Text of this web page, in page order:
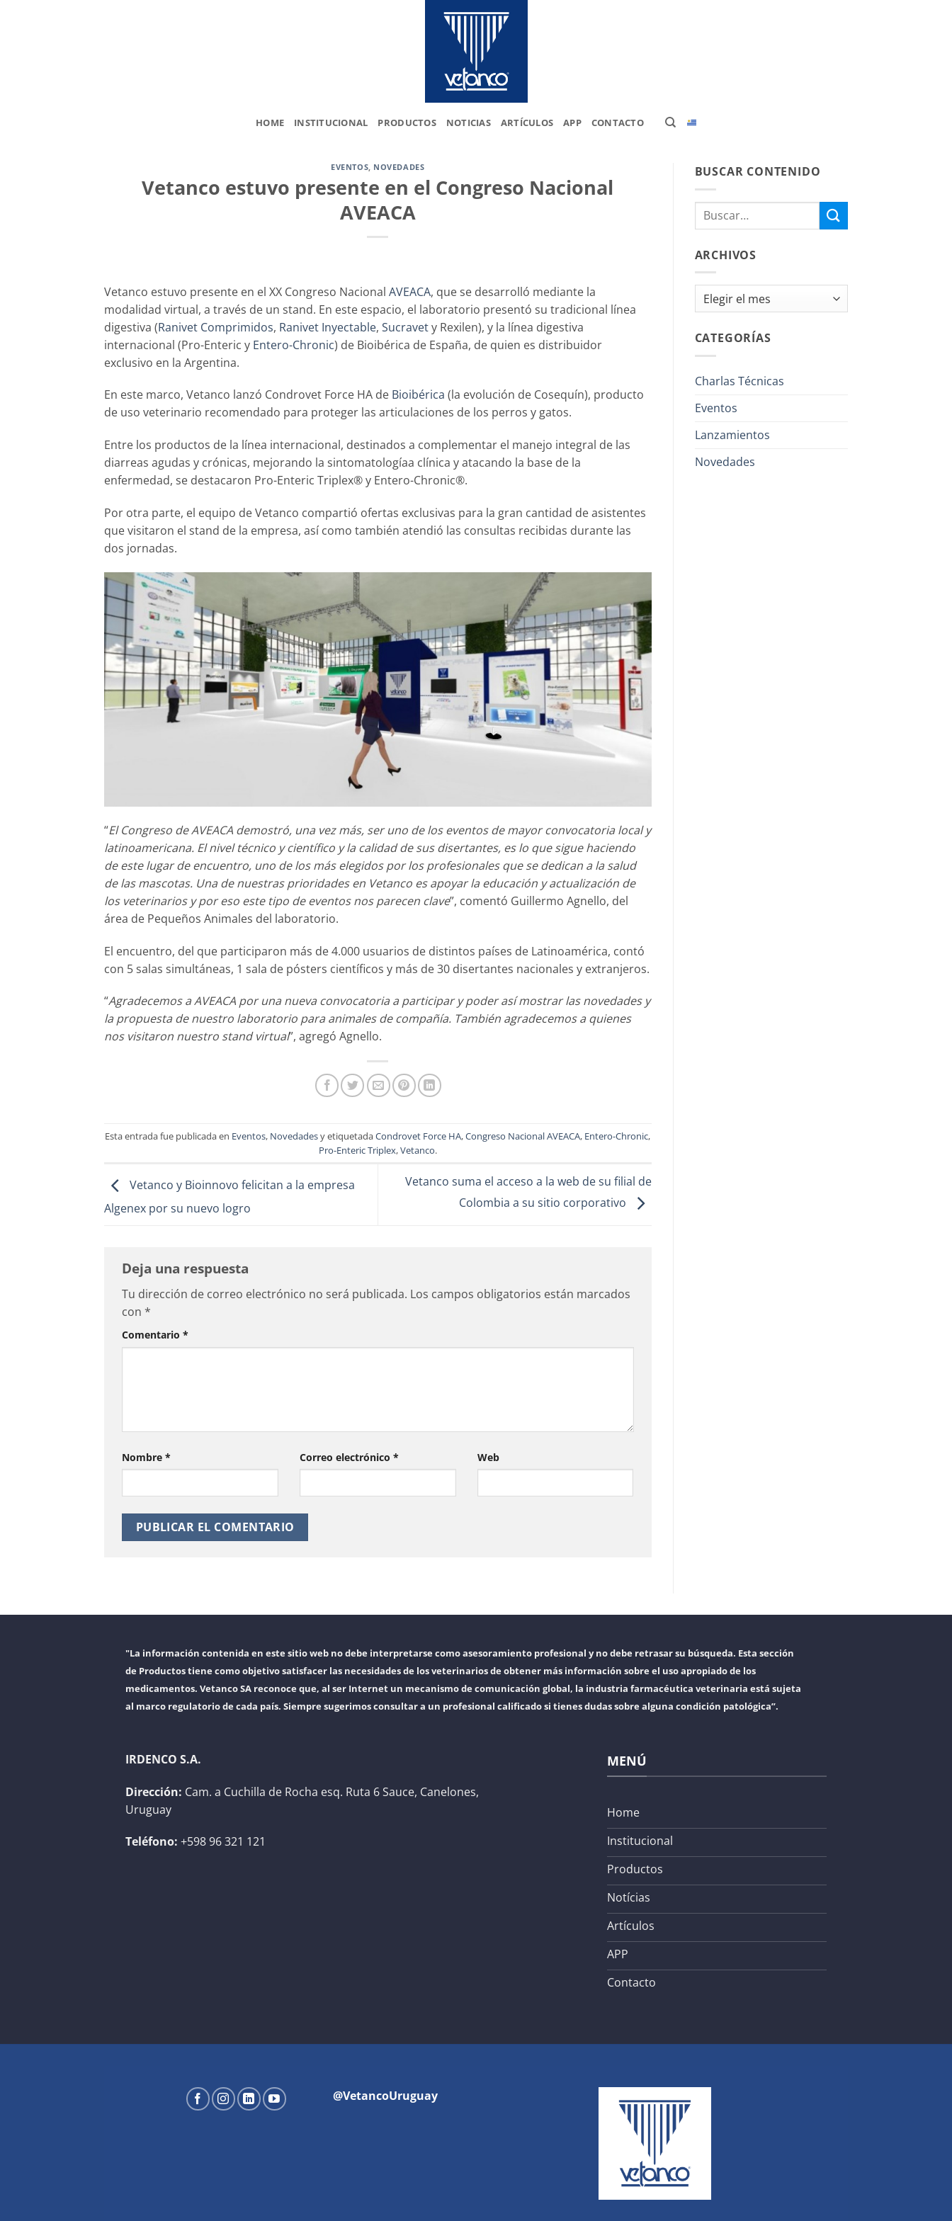
HOME INSTITUCIONAL PRODUCTOS NOTICIAS ARTÍCULOS APP CONTACTO
EVENTOS, NOVEDADES
Vetanco estuvo presente en el Congreso Nacional
AVEACA
Vetanco estuvo presente en el XX Congreso Nacional AVEACA, que se desarrolló mediante la
modalidad virtual, a través de un stand. En este espacio, el laboratorio presentó su tradicional línea
digestiva (Ranivet Comprimidos, Ranivet Inyectable, Sucravety Rexilen), y la línea digestiva
internacional (Pro-Enteric y Entero-Chronic) de Bioibérica de España, de quien es distribuidor
exclusivo en la Argentina.
En este marco, Vetanco lanzó Condrovet Force HA de Bioibérica (la evolución de Cosequín), producto
de uso veterinario recomendado para proteger las articulaciones de los perros y gatos.
Entre los productos de la línea internacional, destinados a complementar el manejo integral de las
diarreas agudas y crónicas, mejorando la sintomatologíaa clínica y atacando la base de la
enfermedad, se destacaron Pro-Enteric Triplex® y Entero-Chronic®.
Por otra parte, el equipo de Vetanco compartió ofertas exclusivas para la gran cantidad de asistentes
que visitaron el stand de la empresa, así como también atendió las consultas recibidas durante las
dos jornadas.
“El Congreso de AVEACA demostró, una vez más, ser uno de los eventos de mayor convocatoria local y
latinoamericana. El nivel técnico y científico y la calidad de sus disertantes, es lo que sigue haciendo
de este lugar de encuentro, uno de los más elegidos por los profesionales que se dedican a la salud
de las mascotas. Una de nuestras prioridades en Vetanco es apoyar la educación y actualización de
los veterinarios y por eso este tipo de eventos nos parecen clave”, comentó Guillermo Agnello, del
área de Pequeños Animales del laboratorio.
El encuentro, del que participaron más de 4.000 usuarios de distintos países de Latinoamérica, contó
con 5 salas simultáneas, 1 sala de pósters científicos y más de 30 disertantes nacionales y extranjeros.
“Agradecemos a AVEACA por una nueva convocatoria a participar y poder así mostrar las novedades y
la propuesta de nuestro laboratorio para animales de compañía. También agradecemos a quienes
nos visitaron nuestro stand virtual”, agregó Agnello.
Esta entrada fue publicada en Eventos, Novedadesy etiquetadaCondrovet Force HA,Congreso Nacional AVEACA, Entero-Chronic,
Pro-Enteric Triplex,Vetanco.
Vetanco y Bioinnovo felicitan a la empresa
Algenex por su nuevo logro
Vetanco suma el acceso a la web de su filial de
Colombia a su sitio corporativo
Deja una respuesta
Tu dirección de correo electrónico no será publicada. Los campos obligatorios están marcados
con *
Comentario *
Nombre * Correo electrónico * Web
BUSCAR CONTENIDO
ARCHIVOS
Archivos
CATEGORÍAS
Charlas Técnicas
Eventos
Lanzamientos
Novedades
"La información contenida en este sitio web no debe interpretarse como asesoramiento profesional y no debe retrasar su búsqueda. Esta sección
de Productos tiene como objetivo satisfacer las necesidades de los veterinarios de obtener más información sobre el uso apropiado de los
medicamentos. Vetanco SA reconoce que, al ser Internet un mecanismo de comunicación global, la industria farmacéutica veterinaria está sujeta
al marco regulatorio de cada país. Siempre sugerimos consultar a un profesional calificado si tienes dudas sobre alguna condición patológica”.
IRDENCO S.A.
Dirección: Cam. a Cuchilla de Rocha esq. Ruta 6 Sauce, Canelones,
Uruguay
Teléfono: +598 96 321 121
MENÚ
Home
Institucional
Productos
Notícias
Artículos
APP
Contacto
@VetancoUruguay